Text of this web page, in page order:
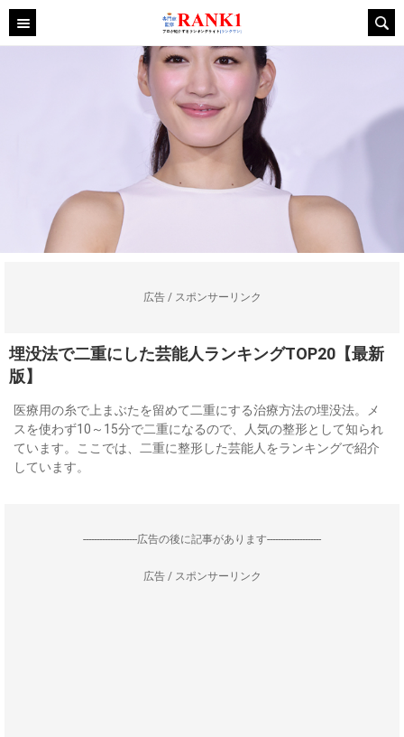
広告 / スポンサーリンク
埋没法で二重にした芸能人ランキングTOP20【最新
版】
医療用の糸で上まぶたを留めて二重にする治療方法の埋没法。メ
スを使わず10～15分で二重になるので、人気の整形として知られ
ています。ここでは、二重に整形した芸能人をランキングで紹介
しています。
--------------------広告の後に記事があります--------------------
広告 / スポンサーリンク